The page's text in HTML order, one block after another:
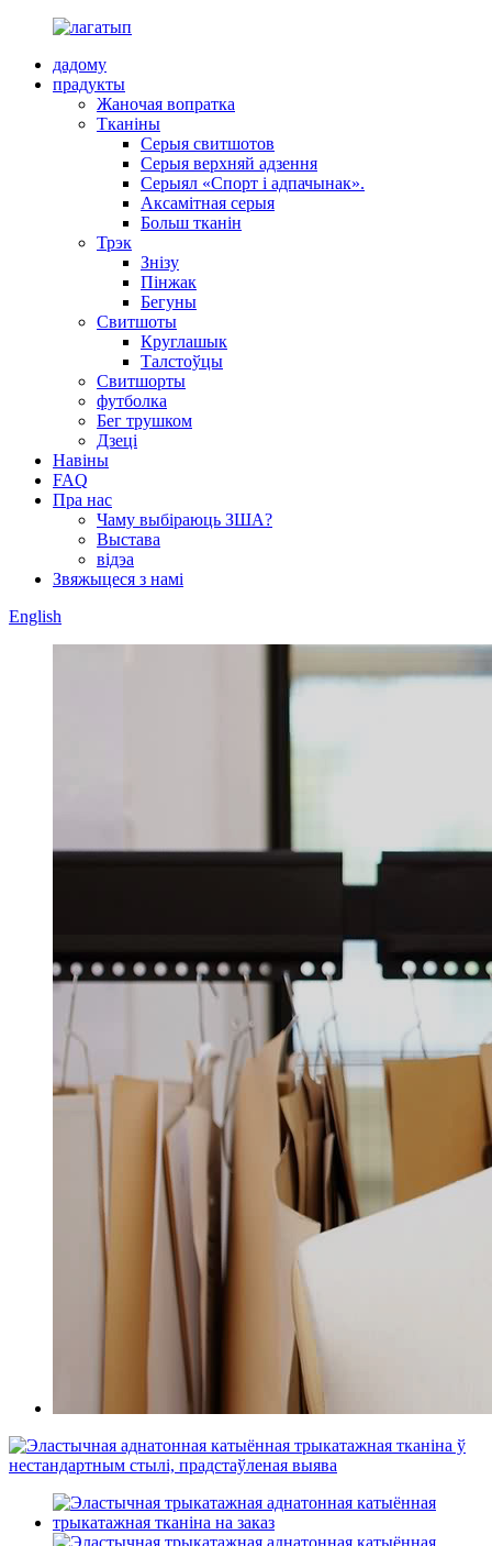
дадому
прадукты
Жаночая вопратка
Тканіны
Серыя свитшотов
Серыя верхняй адзення
Серыял «Спорт і адпачынак».
Аксамітная серыя
Больш тканін
Трэк
Знізу
Пінжак
Бегуны
Свитшоты
Круглашык
Талстоўцы
Свитшорты
футболка
Бег трушком
Дзеці
Навіны
FAQ
Пра нас
Чаму выбіраюць ЗША?
Выстава
відэа
Звяжыцеся з намі
English